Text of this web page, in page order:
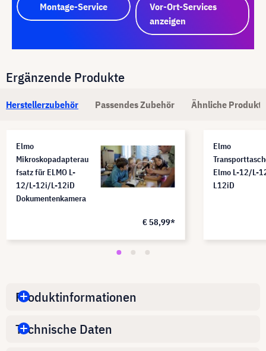
Montage-Service
Vor-Ort-Services
anzeigen
Ergänzende Produkte
Herstellerzubehör Passendes Zubehör Ähnliche Produkte
Elmo
Mikroskopadapterau
fsatz für ELMO L-
12/L-12i/L-12iD
Dokumentenkamera
€ 58,99*
Elmo
Elmo L-12/L-
L12iD
Produktinformationen
Technische Daten